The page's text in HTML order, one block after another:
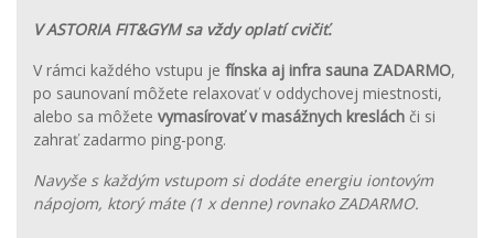
V ASTORIA FIT&GYM sa vždy oplatí cvičiť.
V rámci každého vstupu je fínska aj infra sauna ZADARMO,
po saunovaní môžete relaxovať v oddychovej miestnosti,
alebo sa môžete vymasírovať v masážnych kreslách či si
zahrať zadarmo ping-pong.
Navyše s každým vstupom si dodáte energiu iontovým
nápojom, ktorý máte (1 x denne) rovnako ZADARMO.